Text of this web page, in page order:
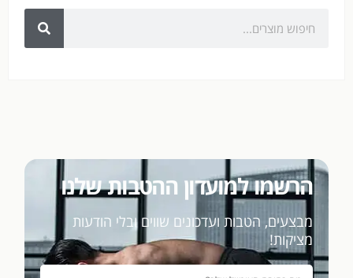
הרשמו למועדון ההטבות שלנו
מבצעים, הטבות ועדכונים שווים ובלי הודעות
מציקות!